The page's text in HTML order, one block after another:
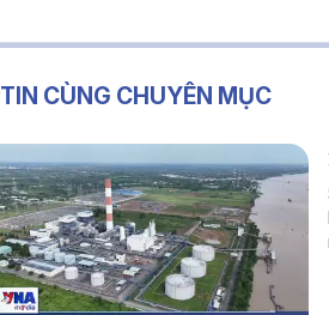
TIN CÙNG CHUYÊN MỤC